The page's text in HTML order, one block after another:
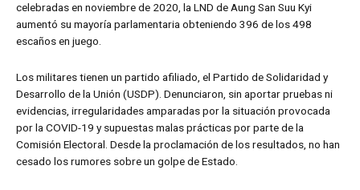
celebradas en noviembre de 2020, la LND de Aung San Suu Kyi
aumentó su mayoría parlamentaria obteniendo 396 de los 498
escaños en juego.
Los militares tienen un partido afiliado, el Partido de Solidaridad y
Desarrollo de la Unión (USDP). Denunciaron, sin aportar pruebas ni
evidencias, irregularidades amparadas por la situación provocada
por la COVID-19 y supuestas malas prácticas por parte de la
Comisión Electoral. Desde la proclamación de los resultados, no han
cesado los rumores sobre un golpe de Estado.